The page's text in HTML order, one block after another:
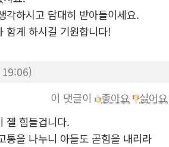
각하시고 담대히 받아들이세요.
함게 하시길 기원합니다!
이 댓글이
좋아요
싫어요
젤 힘들겁니다.
통을 나누니 아들도 곧힘을 내리라